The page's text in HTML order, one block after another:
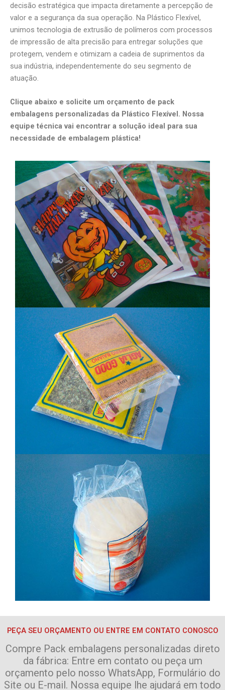
decisão estratégica que impacta diretamente a percepção de
valor e a segurança da sua operação. Na Plástico Flexível,
unimos tecnologia de extrusão de polímeros com processos
de impressão de alta precisão para entregar soluções que
protegem, vendem e otimizam a cadeia de suprimentos da
sua indústria, independentemente do seu segmento de
atuação.
Clique abaixo e solicite um orçamento de pack
embalagens personalizadas da Plástico Flexível. Nossa
equipe técnica vai encontrar a solução ideal para sua
necessidade de embalagem plástica!
PEÇA SEU ORÇAMENTO OU ENTRE EM CONTATO CONOSCO
Compre Pack embalagens personalizadas direto
da fábrica: Entre em contato ou peça um
orçamento pelo nosso WhatsApp, Formulário do
Site ou E-mail. Nossa equipe lhe ajudará em todo